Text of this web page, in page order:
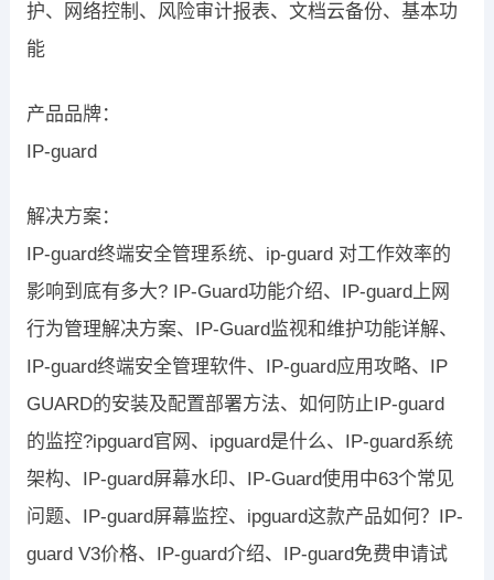
护、网络控制、风险审计报表、文档云备份、基本功
能
产品品牌：
IP-guard
解决方案：
IP-guard终端安全管理系统、ip-guard 对工作效率的
影响到底有多大? IP-Guard功能介绍、IP-guard上网
行为管理解决方案、IP-Guard监视和维护功能详解、
IP-guard终端安全管理软件、IP-guard应用攻略、IP
GUARD的安装及配置部署方法、如何防止IP-guard
的监控?ipguard官网、ipguard是什么、IP-guard系统
架构、IP-guard屏幕水印、IP-Guard使用中63个常见
问题、IP-guard屏幕监控、ipguard这款产品如何？IP-
guard V3价格、IP-guard介绍、IP-guard免费申请试